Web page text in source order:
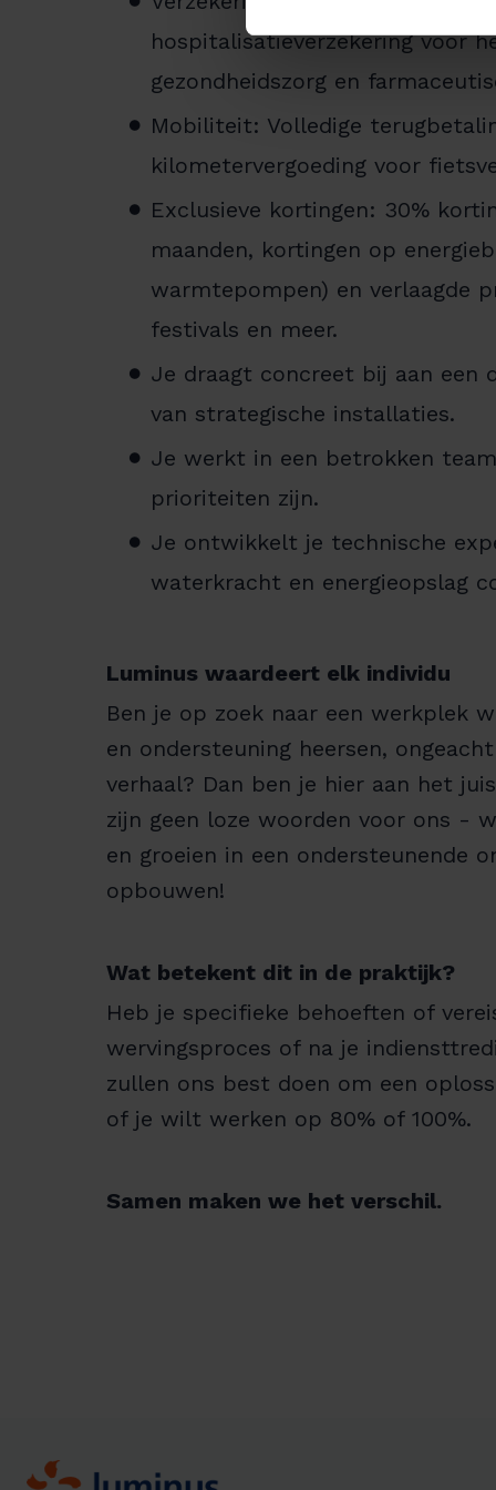
hospitalisatieverzekering voor
gezondheidszorg en
Mobiliteit: Volledige
kilometervergoeding voor
Exclusieve kortingen: 30%
maanden, kortingen op
warmtepompen) en verlaagde
festivals en meer.
Je draagt concreet bij aan een
van strategische installaties.
Je werkt in een betrokken
prioriteiten zijn.
Je ontwikkelt je technische
waterkracht en energieopslag
Luminus waardeert elk individu
Ben je op zoek naar een werkplek
en ondersteuning heersen,
verhaal? Dan ben je hier aan het
zijn geen loze woorden voor ons -
en groeien in een ondersteunende
opbouwen!
Wat betekent dit in de praktijk?
Heb je specifieke behoeften of
wervingsproces of na je
zullen ons best doen om een
of je wilt werken op 80% of 100%.
Samen maken we het verschil.